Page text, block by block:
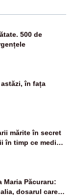
500 de
în fața
mărite în secret
în timp ce medicii
Maria Păcuraru:
dosarul care